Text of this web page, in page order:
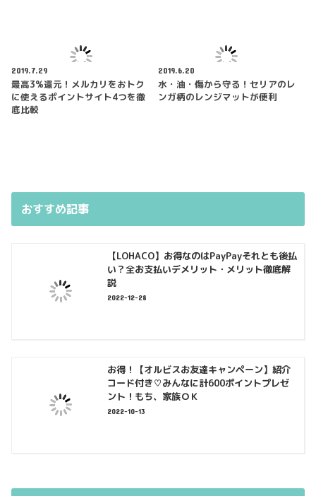
2019.7.29
最高3%還元！メルカリをおトク
に使えるポイントサイト4つを徹
底比較
2019.6.20
水・油・傷から守る！セリアのレ
ンガ柄のレンジマットが便利
おすすめ記事
【LOHACO】お得なのはPayPayそれとも後払
い？全お支払いデメリット・メリット徹底解
説
2022-12-28
お得！【オルビスお友達キャンペーン】紹介
コード付き♡みんなに計600ポイントプレゼ
ント！もち、家族ＯＫ
2022-10-13